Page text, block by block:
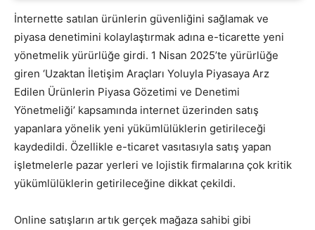
İnternette satılan ürünlerin güvenliğini sağlamak ve
piyasa denetimini kolaylaştırmak adına e-ticarette yeni
yönetmelik yürürlüğe girdi. 1 Nisan 2025’te yürürlüğe
giren ‘Uzaktan İletişim Araçları Yoluyla Piyasaya Arz
Edilen Ürünlerin Piyasa Gözetimi ve Denetimi
Yönetmeliği’ kapsamında internet üzerinden satış
yapanlara yönelik yeni yükümlülüklerin getirileceği
kaydedildi. Özellikle e-ticaret vasıtasıyla satış yapan
işletmelerle pazar yerleri ve lojistik firmalarına çok kritik
yükümlülüklerin getirileceğine dikkat çekildi.
Online satışların artık gerçek mağaza sahibi gibi